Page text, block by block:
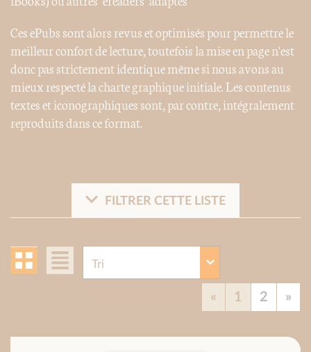
Ces ePubs sont alors revus et optimisés pour permettre le
meilleur confort de lecture, toutefois la mise en page n'est
donc pas strictement identique même si nous avons au
mieux respecté la charte graphique initiale. Les contenus
textes et iconographiques sont, par contre, intégralement
reproduits dans ce format.
FILTRER CETTE LISTE
« 1 2 »